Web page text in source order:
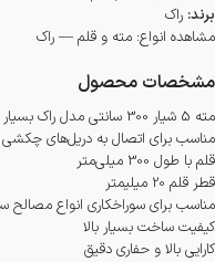
برند: راک
مشاهده انواع: مته و قلم — راک
مشخصات محصول
مته 5 شیار 300 سانتی مدل راک بسیار با کیفیت و مقاوم در کار
مناسب برای اتصال به دریل‌های
قلم با طول 300 میلی‌متر
قطر قلم 20 میلیمتر
مناسب برای سوراخکاری انواع
کیفیت ساخت بسیار بالا
کارایی بالا و حفاری دقیق